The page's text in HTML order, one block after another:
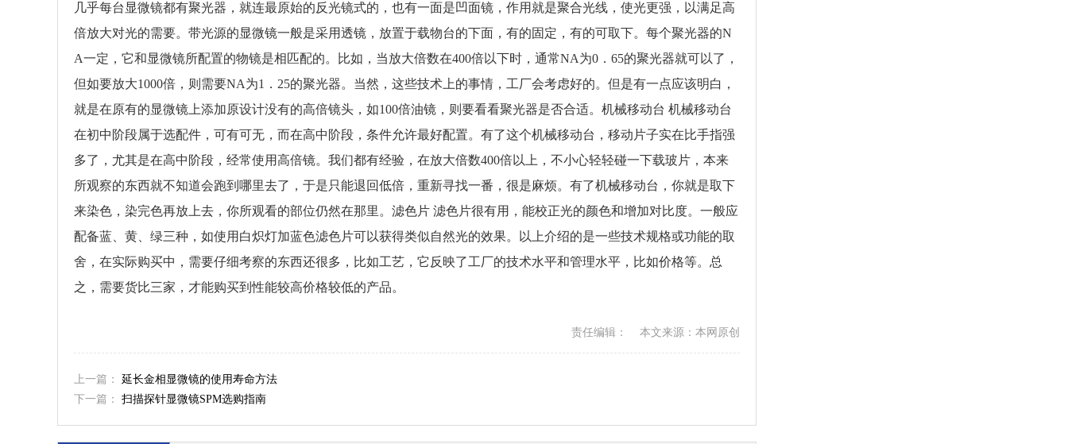
几乎每台显微镜都有聚光器，就连最原始的反光镜式的，也有一面是凹面镜，作用就是聚合光线，使光更强，以满足高
倍放大对光的需要。带光源的显微镜一般是采用透镜，放置于载物台的下面，有的固定，有的可取下。每个聚光器的N
A一定，它和显微镜所配置的物镜是相匹配的。比如，当放大倍数在400倍以下时，通常NA为0．65的聚光器就可以了，
但如要放大1000倍，则需要NA为1．25的聚光器。当然，这些技术上的事情，工厂会考虑好的。但是有一点应该明白，
就是在原有的显微镜上添加原设计没有的高倍镜头，如100倍油镜，则要看看聚光器是否合适。机械移动台 机械移动台
在初中阶段属于选配件，可有可无，而在高中阶段，条件允许最好配置。有了这个机械移动台，移动片子实在比手指强
多了，尤其是在高中阶段，经常使用高倍镜。我们都有经验，在放大倍数400倍以上，不小心轻轻碰一下载玻片，本来
所观察的东西就不知道会跑到哪里去了，于是只能退回低倍，重新寻找一番，很是麻烦。有了机械移动台，你就是取下
来染色，染完色再放上去，你所观看的部位仍然在那里。滤色片 滤色片很有用，能校正光的颜色和增加对比度。一般应
配备蓝、黄、绿三种，如使用白炽灯加蓝色滤色片可以获得类似自然光的效果。以上介绍的是一些技术规格或功能的取
舍，在实际购买中，需要仔细考察的东西还很多，比如工艺，它反映了工厂的技术水平和管理水平，比如价格等。总
之，需要货比三家，才能购买到性能较高价格较低的产品。
责任编辑： 本文来源：本网原创
上一篇： 延长金相显微镜的使用寿命方法
下一篇： 扫描探针显微镜SPM选购指南